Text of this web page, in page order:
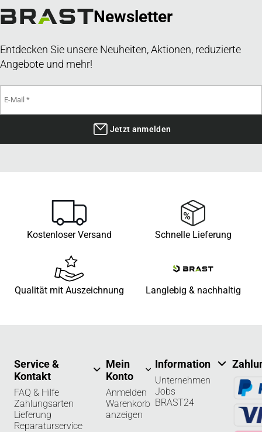
Newsletter
Entdecken Sie unsere Neuheiten, Aktionen, reduzierte
Angebote und mehr!
Jetzt anmelden
Kostenloser Versand Schnelle Lieferung
Qualität mit Auszeichnung Langlebig & nachhaltig
Service &
Kontakt
FAQ & Hilfe
Zahlungsarten
Lieferung
Reparaturservice
Mein
Konto
Anmelden
Warenkorb
anzeigen
Information
Unternehmen
Jobs
BRAST24